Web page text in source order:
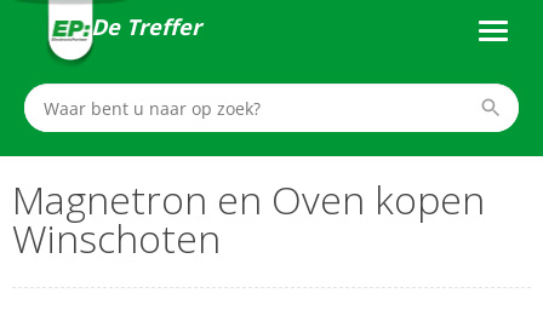
De Treffer
Magnetron en Oven kopen
Winschoten